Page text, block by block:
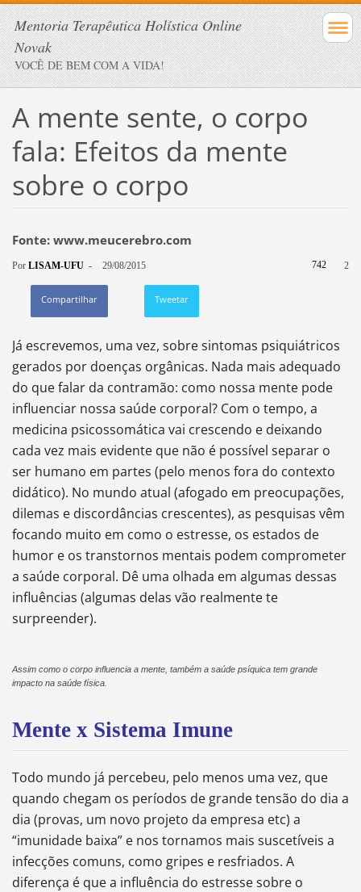
Mentoria Terapêutica Holística Online
Novak
VOCÊ DE BEM COM A VIDA!
A mente sente, o corpo
fala: Efeitos da mente
sobre o corpo
Fonte: www.meucerebro.com
Por LISAM-UFU - 29/08/2015 2
742
Compartilhar Tweetar
Já escrevemos, uma vez, sobre sintomas psiquiátricos
gerados por doenças orgânicas. Nada mais adequado
do que falar da contramão: como nossa mente pode
influenciar nossa saúde corporal? Com o tempo, a
medicina psicossomática vai crescendo e deixando
cada vez mais evidente que não é possível separar o
ser humano em partes (pelo menos fora do contexto
didático). No mundo atual (afogado em preocupações,
dilemas e discordâncias crescentes), as pesquisas vêm
focando muito em como o estresse, os estados de
humor e os transtornos mentais podem comprometer
a saúde corporal. Dê uma olhada em algumas dessas
influências (algumas delas vão realmente te
surpreender).
Assim como o corpo influencia a mente, também a saúde psíquica tem grande
impacto na saúde física.
Mente x Sistema Imune
Todo mundo já percebeu, pelo menos uma vez, que
quando chegam os períodos de grande tensão do dia a
dia (provas, um novo projeto da empresa etc) a
“imunidade baixa” e nos tornamos mais suscetíveis a
infecções comuns, como gripes e resfriados. A
diferença é que a influência do estresse sobre o